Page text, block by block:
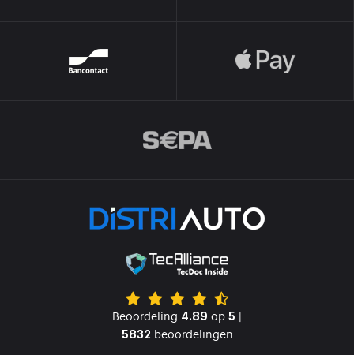
Beoordeling 4.89 op 5 |
5832 beoordelingen